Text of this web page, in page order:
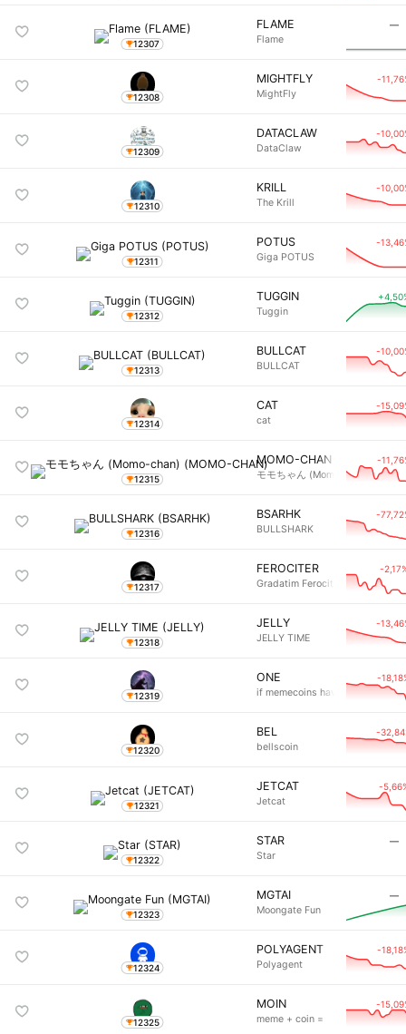
12307
FLAME
Flame
―
12308
MIGHTFLY
MightFly
-
12309
DATACLAW
DataClaw
-
12310
KRILL
The Krill
-
12311
POTUS
Giga POTUS
-
12312
TUGGIN
Tuggin
12313
BULLCAT
BULLCAT
-
12314
CAT
cat
-
12315
MOMO-CHAN
モモちゃん (Momo-chan)
-
12316
BSARHK
BULLSHARK
-
12317
FEROCITER
Gradatim Ferociter
-
12318
JELLY
JELLY TIME
-
12319
ONE
if memecoins have a million fans
-
12320
BEL
bellscoin
-
12321
JETCAT
Jetcat
-
12322
STAR
Star
―
12323
MGTAI
Moongate Fun
―
12324
POLYAGENT
Polyagent
-
12325
MOIN
meme + coin =
-